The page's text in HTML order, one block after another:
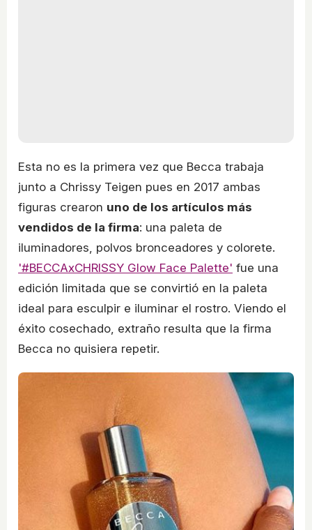
Esta no es la primera vez que Becca trabaja
junto a Chrissy Teigen pues en 2017 ambas
figuras crearon uno de los artículos más
vendidos de la firma: una paleta de
iluminadores, polvos bronceadores y colorete.
'#BECCAxCHRISSY Glow Face Palette' fue una
edición limitada que se convirtió en la paleta
ideal para esculpir e iluminar el rostro. Viendo el
éxito cosechado, extraño resulta que la firma
Becca no quisiera repetir.